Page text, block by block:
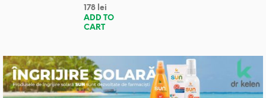
178 lei
ADD TO
CART